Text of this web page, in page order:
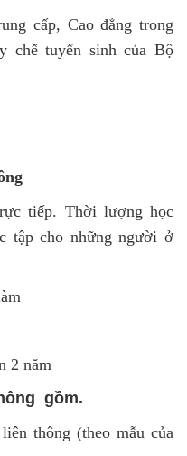
cấp, Cao đẳng trong
chế tuyển sinh của Bộ
tiếp. Thời lượng học
tập cho những người ở
2 năm
gồm.
thông (theo mẫu của